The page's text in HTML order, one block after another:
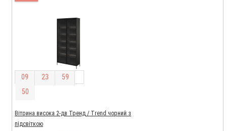
09 23 59
50
Вітрина висока 2-дв Тренд / Trend чорний з
підсвіткою